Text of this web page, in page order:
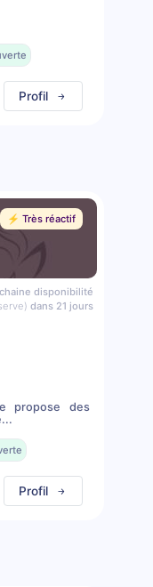
Profil
⚡️ Très réactif
disponibilité
dans 21 jours
propose des
Profil